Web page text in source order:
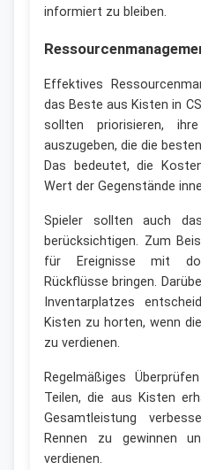
informiert zu bleiben.
Effektives
das Beste aus Kisten in
sollten priorisieren,
auszugeben, die die
Das bedeutet, die
Wert der Gegenstände
Spieler sollten auch
berücksichtigen. Zum
für Ereignisse mit
Rückflüsse bringen.
Inventarplatzes
Kisten zu horten, wenn
zu verdienen.
Regelmäßiges
Teilen, die aus Kisten
Gesamtleistung
Rennen zu gewinnen
verdienen.